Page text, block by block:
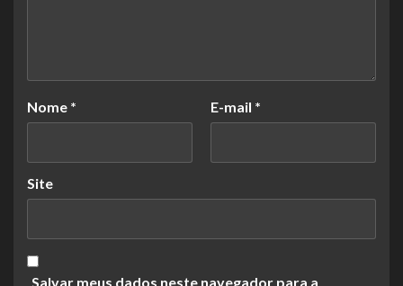
Nome * E-mail *
Site
Salvar meus dados neste navegador para a